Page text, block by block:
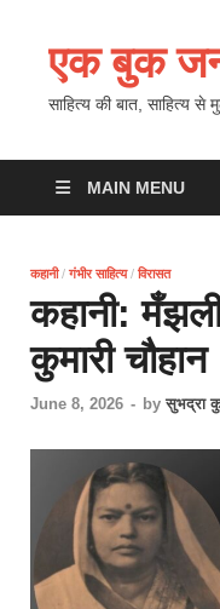
एक बुक
साहित्य की बात, साहित्य से
MAIN MENU
कहानी/ गंभीर साहित्य/ विरासत
कहानी:
कुमारी चौहान
June 8, 2026 - by सुभद्रा